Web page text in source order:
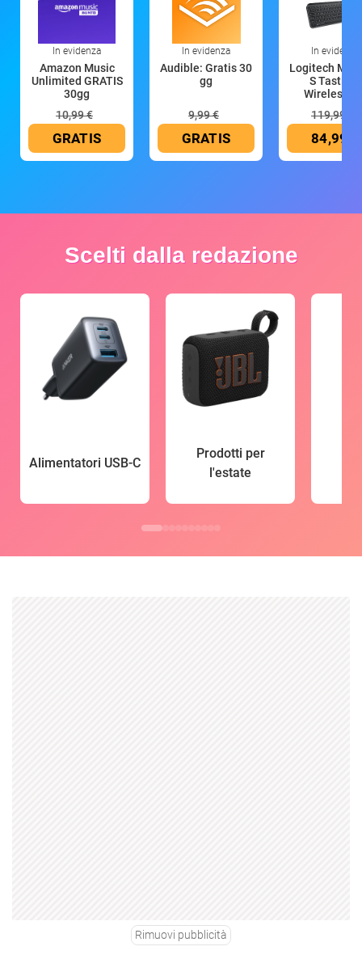
In evidenza
Amazon Music
Unlimited GRATIS
30gg
10,99 €
GRATIS
In evidenza
Audible: Gratis 30
gg
9,99 €
GRATIS
In evidenza
Logitech MX
S Tastiera
Wireless
119,99 €
84,99 €
Scelti dalla redazione
Alimentatori USB-C
Prodotti per
l'estate
Rimuovi pubblicità